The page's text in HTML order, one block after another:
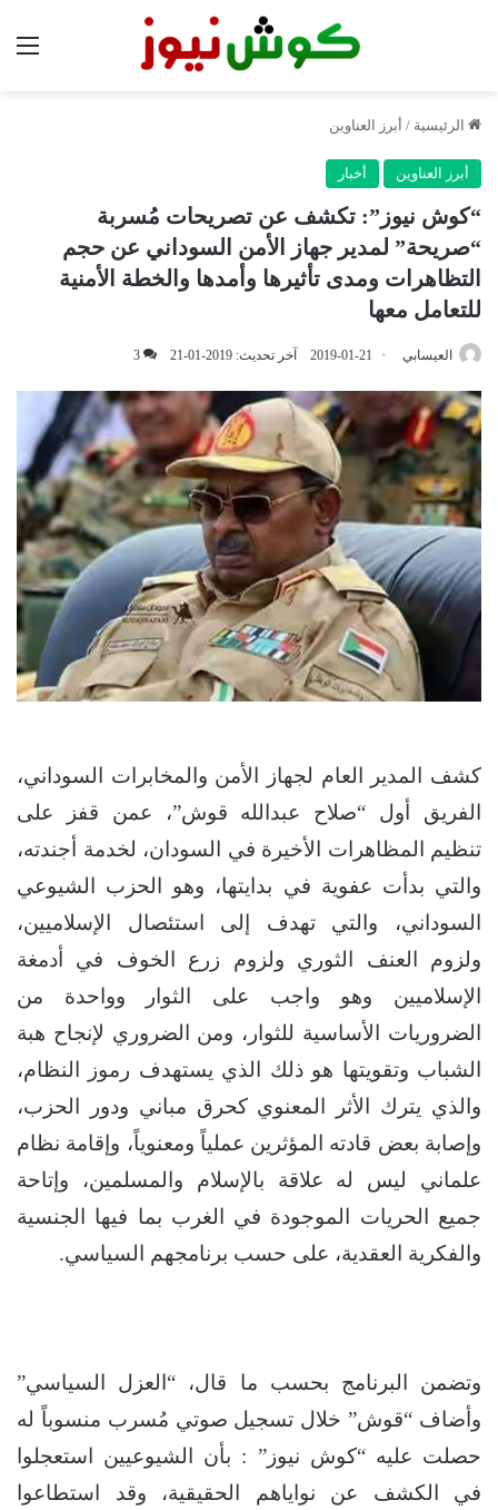
الرئيسية / أبرز العناوين
أبرز العناوين أخبار
“كوش نيوز”: تكشف عن تصريحات مُسربة
“صريحة” لمدير جهاز الأمن السوداني عن حجم
التظاهرات ومدى تأثيرها وأمدها والخطة الأمنية
للتعامل معها
العيسابي 2019-01-21 آخر تحديث: 2019-01-21 3
كشف المدير العام لجهاز الأمن والمخابرات السوداني،
الفريق أول “صلاح عبدالله قوش”، عمن قفز على
تنظيم المظاهرات الأخيرة في السودان، لخدمة أجندته،
والتي بدأت عفوية في بدايتها، وهو الحزب الشيوعي
السوداني، والتي تهدف إلى استئصال الإسلاميين،
ولزوم العنف الثوري ولزوم زرع الخوف في أدمغة
الإسلاميين وهو واجب على الثوار وواحدة من
الضروريات الأساسية للثوار، ومن الضروري لإنجاح هبة
الشباب وتقويتها هو ذلك الذي يستهدف رموز النظام،
والذي يترك الأثر المعنوي كحرق مباني ودور الحزب،
وإصابة بعض قادته المؤثرين عملياً ومعنوياً، وإقامة نظام
علماني ليس له علاقة بالإسلام والمسلمين، وإتاحة
جميع الحريات الموجودة في الغرب بما فيها الجنسية
والفكرية العقدية، على حسب برنامجهم السياسي.
وتضمن البرنامج بحسب ما قال، “العزل السياسي”
وأضاف “قوش” خلال تسجيل صوتي مُسرب منسوباً له
حصلت عليه “كوش نيوز” : بأن الشيوعيين استعجلوا
في الكشف عن نواياهم الحقيقية، وقد استطاعوا